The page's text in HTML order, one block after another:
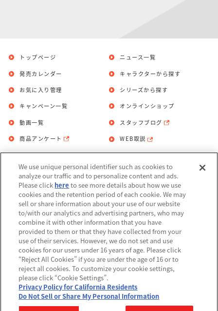
トップページ
発売カレンダー
お気に入り管理
ニュース一覧
キャラクターから探す
シリーズから探す
キャンペーン一覧
動画一覧
商品アンケート
オンラインショップ
スタッフブログ
WEB取説
お問い合わせ 個人情報保護方針
利用規約
Do Not Sell or Share My Personal
Information
アレルギー情報
©BANDAI
We use unique personal identifier such as cookies to
analyze our traffic and to personalize content and ads.
Please click here to see more details about how we use
cookies and the retention period of each cookie. We may
sell or share information about your use of our website
to/with our analytics and advertising partners, who may
combine it with other information that you have
provided to them or that they have collected from your
use of their services. However, we do not set and use
cookies for our users under 16 years of age. Please click
“Reject All Cookies” if you are under the age of 16 or to
reject all cookies. To customize your cookie settings,
please click “Cookie Settings”.
Privacy Policy for California Residents
Do Not Sell or Share My Personal Information